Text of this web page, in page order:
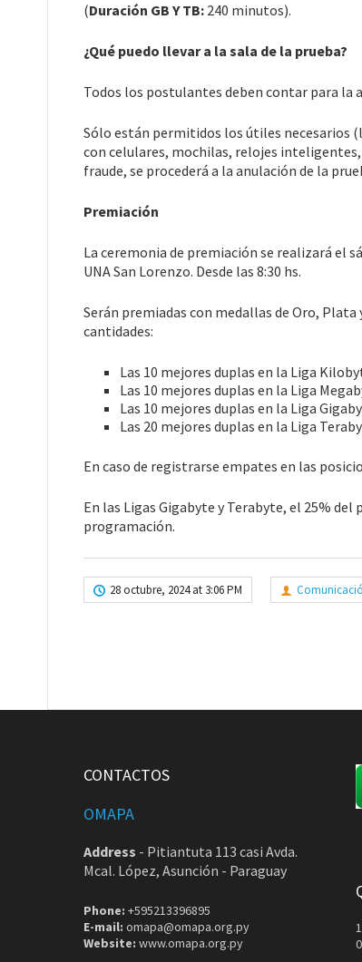
(Duración GB Y TB: 240 minutos).
¿Qué puedo llevar a la sala de la prueba?
Todos los postulantes deben contar para la
Sólo están permitidos los útiles necesarios
con celulares, mochilas, relojes
fraude, se procederá a la anulación de la
Premiación
La ceremonia de premiación se realizará el
UNA San Lorenzo. Desde las 8:30 hs.
Serán premiadas con medallas de Oro,
cantidades:
Las 10 mejores duplas en la Liga
Las 10 mejores duplas en la Liga
Las 10 mejores duplas en la Liga
Las 20 mejores duplas en la Liga
En caso de registrarse empates en las
En las Ligas Gigabyte y Terabyte, el 25%
programación.
28 octubre, 2024 at 3:06 PM
CONTACTOS
OMAPA
Address - Pitiantuta 113 casi Avda.
Mcal. López, Asunción - Paraguay
Phone: +595213396895
E-mail: omapa@omapa.org.py
Website: www.omapa.org.py